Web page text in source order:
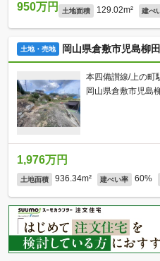
950万円 土地面積 129.02m² 建ぺ
土地・売地 岡山県倉敷市児島柳
本四備讃線/上の町
岡山県倉敷市児島
1,976万円
土地面積 936.34m² 建ぺい率 60%